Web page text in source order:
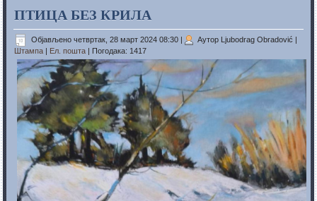
ПТИЦА БЕЗ КРИЛА
Објављено четвртак, 28 март 2024 08:30 Аутор Ljubodrag Obradović
Штампа
Ел. пошта | Погодака: 1417